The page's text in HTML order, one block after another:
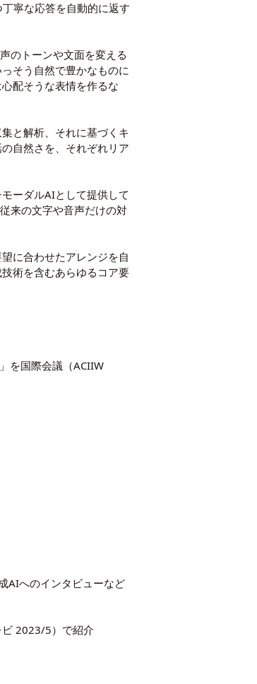
寧な応答を自動的に返す
のトーンや文面を変える
そう自然で豊かなものに
配そうな表情を作るな
と解析、それに基づくキ
自然さを、それぞれリア
ーダルAIとして提供して
来の文字や音声だけの対
に合わせたアレンジを自
術を含むあらゆるコア要
を国際会議（ACIIW
AIへのインタビューなど
2023/5）で紹介